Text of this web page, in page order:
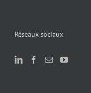
Réseaux sociaux